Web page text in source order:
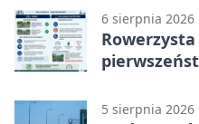
6 sierpnia 2026
5 sierpnia 2026